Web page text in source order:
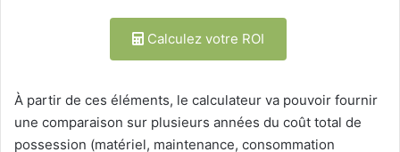
Calculez votre ROI
À partir de ces éléments, le calculateur va pouvoir fournir
une comparaison sur plusieurs années du coût total de
possession (matériel, maintenance, consommation